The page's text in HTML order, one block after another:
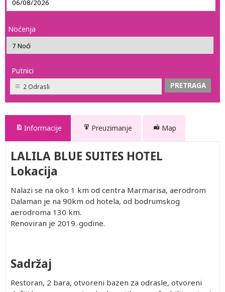
Noćenja
Putnici
2 Odrasli
Informacije Preuzimanje Map
LALILA BLUE SUITES HOTEL
Lokacija
Nalazi se na oko 1 km od centra Marmarisa, aerodrom
Dalaman je na 90km od hotela, od bodrumskog
aerodroma 130 km.
Renoviran je 2019. godine.
Sadržaj
Restoran, 2 bara, otvoreni bazen za odrasle, otvoreni